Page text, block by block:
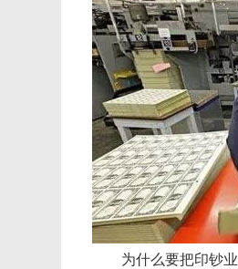
为什么要把印钞业